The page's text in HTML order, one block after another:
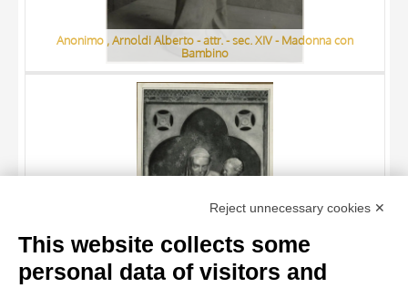
Anonimo , Arnoldi Alberto - attr. - sec. XIV - Madonna con
Bambino
AUTHOR
ARTISTA
MATERIAL AND TECHNIQUE
Reject unnecessary cookies ✕
This website collects some
personal data of visitors and